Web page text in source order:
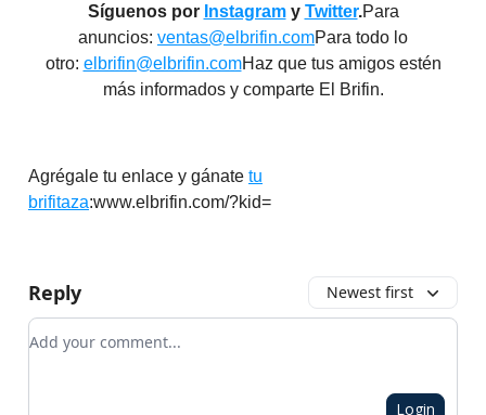
Síguenos por Instagramy Twitter.Para
anuncios: ventas@elbrifin.comPara todo lo
otro: elbrifin@elbrifin.comHaz que tus amigos estén
más informados y comparte El Brifin.
Agrégale tu enlace y gánate tu
brifitaza:www.elbrifin.com/?kid=
Reply Newest first
Add your comment
Login